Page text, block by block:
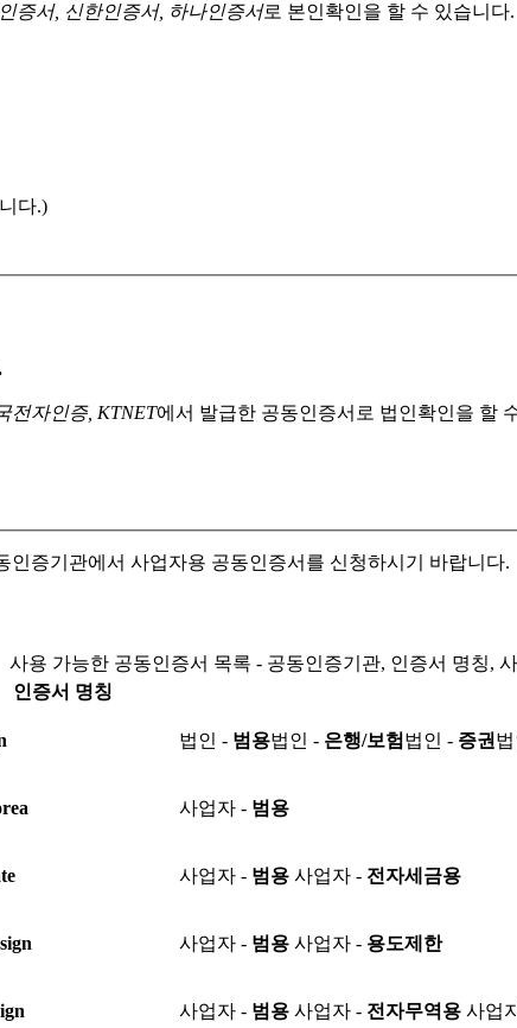
증서, 신한인증서, 하나인증서로 본인확인을 할 수 있습니다.
다.)
전자인증, KTNET에서 발급한 공동인증서로 법인확인을 할
인증기관에서 사업자용 공동인증서를 신청하시기 바랍니다.
사용 가능한 공동인증서 목록 - 공동인증기관, 인증서 명칭,
인증서 명칭
법인 - 범용법인 - 은행/보험 법인 - 증권
사업자 - 범용
사업자 - 범용 사업자 - 전자세금용
사업자 - 범용 사업자 - 용도제한
사업자 - 범용 사업자 - 전자무역용 사업